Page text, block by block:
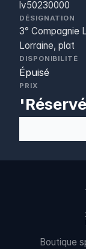
lv50230000
DÉSIGNATION
3° Compagnie
Lorraine, plat
DISPONIBILITÉ
Épuisé
PRIX
Boutique